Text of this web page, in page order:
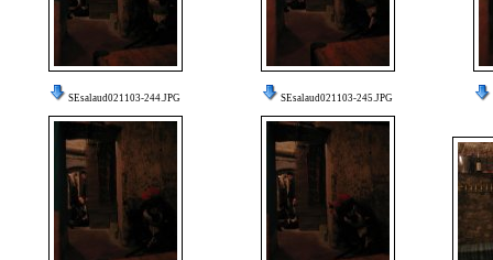
SEsalaud021103-244.JPG SEsalaud021103-245.JPG